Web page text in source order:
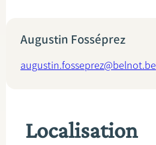
Augustin Fosséprez
augustin.fosseprez@belnot.be
Localisation